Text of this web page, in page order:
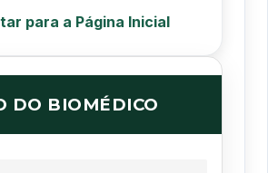
para a Página Inicial
DO BIOMÉDICO